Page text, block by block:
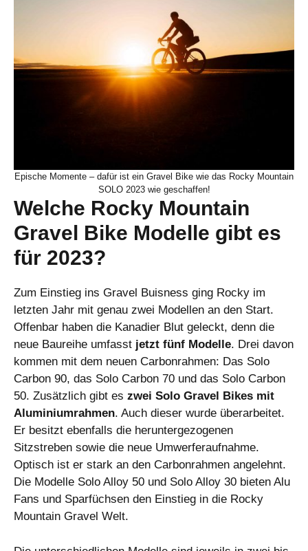
Epische Momente – dafür ist ein Gravel Bike wie das Rocky Mountain
SOLO 2023 wie geschaffen!
Welche Rocky Mountain
Gravel Bike Modelle gibt es
für 2023?
Zum Einstieg ins Gravel Buisness ging Rocky im
letzten Jahr mit genau zwei Modellen an den Start.
Offenbar haben die Kanadier Blut geleckt, denn die
neue Baureihe umfasst jetzt fünf Modelle. Drei davon
kommen mit dem neuen Carbonrahmen: Das Solo
Carbon 90, das Solo Carbon 70 und das Solo Carbon
50. Zusätzlich gibt es zwei Solo Gravel Bikes mit
Aluminiumrahmen. Auch dieser wurde überarbeitet.
Er besitzt ebenfalls die heruntergezogenen
Sitzstreben sowie die neue Umwerferaufnahme.
Optisch ist er stark an den Carbonrahmen angelehnt.
Die Modelle Solo Alloy 50 und Solo Alloy 30 bieten Alu
Fans und Sparfüchsen den Einstieg in die Rocky
Mountain Gravel Welt.